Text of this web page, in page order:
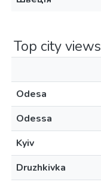
Top city views
Odesa
Odessa
Kyiv
Druzhkivka